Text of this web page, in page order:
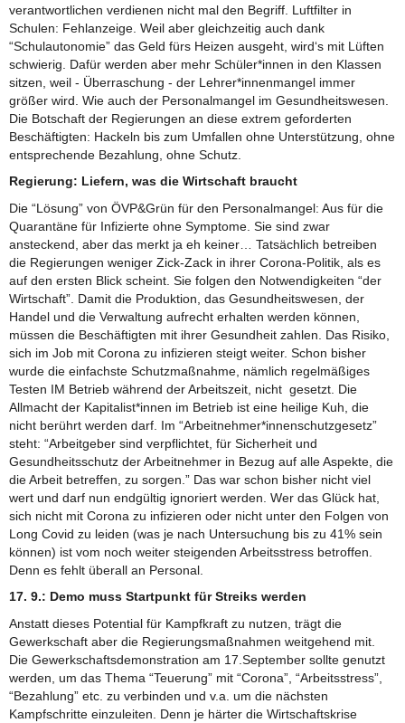
verantwortlichen verdienen nicht mal den Begriff. Luftfilter in
Schulen: Fehlanzeige. Weil aber gleichzeitig auch dank
“Schulautonomie” das Geld fürs Heizen ausgeht, wird‘s mit Lüften
schwierig. Dafür werden aber mehr Schüler*innen in den Klassen
sitzen, weil - Überraschung - der Lehrer*innenmangel immer
größer wird. Wie auch der Personalmangel im Gesundheitswesen.
Die Botschaft der Regierungen an diese extrem geforderten
Beschäftigten: Hackeln bis zum Umfallen ohne Unterstützung, ohne
entsprechende Bezahlung, ohne Schutz.
Regierung: Liefern, was die Wirtschaft braucht
Die “Lösung” von ÖVP&Grün für den Personalmangel: Aus für die
Quarantäne für Infizierte ohne Symptome. Sie sind zwar
ansteckend, aber das merkt ja eh keiner… Tatsächlich betreiben
die Regierungen weniger Zick-Zack in ihrer Corona-Politik, als es
auf den ersten Blick scheint. Sie folgen den Notwendigkeiten “der
Wirtschaft”. Damit die Produktion, das Gesundheitswesen, der
Handel und die Verwaltung aufrecht erhalten werden können,
müssen die Beschäftigten mit ihrer Gesundheit zahlen. Das Risiko,
sich im Job mit Corona zu infizieren steigt weiter. Schon bisher
wurde die einfachste Schutzmaßnahme, nämlich regelmäßiges
Testen IM Betrieb während der Arbeitszeit, nicht gesetzt. Die
Allmacht der Kapitalist*innen im Betrieb ist eine heilige Kuh, die
nicht berührt werden darf. Im “Arbeitnehmer*innenschutzgesetz”
steht: “Arbeitgeber sind verpflichtet, für Sicherheit und
Gesundheitsschutz der Arbeitnehmer in Bezug auf alle Aspekte, die
die Arbeit betreffen, zu sorgen.” Das war schon bisher nicht viel
wert und darf nun endgültig ignoriert werden. Wer das Glück hat,
sich nicht mit Corona zu infizieren oder nicht unter den Folgen von
Long Covid zu leiden (was je nach Untersuchung bis zu 41% sein
können) ist vom noch weiter steigenden Arbeitsstress betroffen.
Denn es fehlt überall an Personal.
17. 9.: Demo muss Startpunkt für Streiks werden
Anstatt dieses Potential für Kampfkraft zu nutzen, trägt die
Gewerkschaft aber die Regierungsmaßnahmen weitgehend mit.
Die Gewerkschaftsdemonstration am 17.September sollte genutzt
werden, um das Thema “Teuerung” mit “Corona”, “Arbeitsstress”,
“Bezahlung” etc. zu verbinden und v.a. um die nächsten
Kampfschritte einzuleiten. Denn je härter die Wirtschaftskrise